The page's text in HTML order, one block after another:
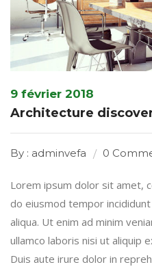
9 février 2018
Architecture
By : adminvefa 0
Lorem ipsum dolor sit amet,
do eiusmod tempor
aliqua. Ut enim ad minim
ullamco laboris nisi ut aliquip
Duis aute irure dolor in